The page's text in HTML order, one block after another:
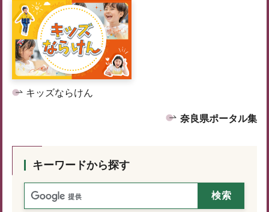
キッズならけん
奈良県ポータル集
キーワードから探す